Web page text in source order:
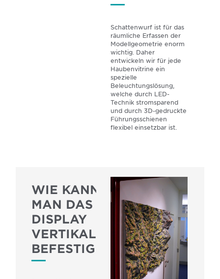
Schattenwurf ist für das
räumliche Erfassen der
Modellgeometrie enorm
wichtig. Daher
entwickeln wir für jede
Haubenvitrine ein
spezielle
Beleuchtungslösung,
welche durch LED-
Technik stromsparend
und durch 3D-gedruckte
Führungsschienen
flexibel einsetzbar ist.
WIE KANN
MAN DAS
DISPLAY
VERTIKAL
BEFESTIGEN?